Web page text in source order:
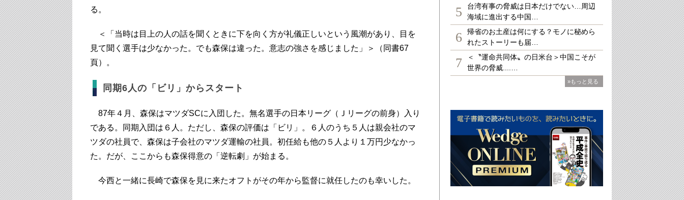
る。
＜「当時は目上の人の話を聞くときに下を向く方が礼儀正しいという風潮があり、目を
見て聞く選手は少なかった。でも森保は違った。意志の強さを感じました」＞（同書67
頁）。
同期6人の「ビリ」からスタート
87年４月、森保はマツダSCに入団した。無名選手の日本リーグ（Ｊリーグの前身）入り
である。同期入団は６人。ただし、森保の評価は「ビリ」。６人のうち５人は親会社のマ
ツダの社員で、森保は子会社のマツダ運輸の社員。初任給も他の５人より１万円少なかっ
た。だが、ここからも森保得意の「逆転劇」が始まる。
今西と一緒に長崎で森保を見に来たオフトがその年から監督に就任したのも幸いした。
5
台湾有事の脅威は日本だけでない…周辺
海域に進出する中国…
6
帰省のお土産は何にする？モノに秘めら
れたストーリーも届…
7
＜〝運命共同体〟の日米台＞中国こそが
世界の脅威....…
»もっと見る